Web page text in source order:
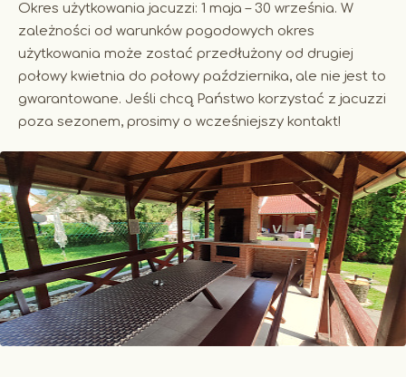
Okres użytkowania jacuzzi: 1 maja – 30 września. W
zależności od warunków pogodowych okres
użytkowania może zostać przedłużony od drugiej
połowy kwietnia do połowy października, ale nie jest to
gwarantowane. Jeśli chcą Państwo korzystać z jacuzzi
poza sezonem, prosimy o wcześniejszy kontakt!